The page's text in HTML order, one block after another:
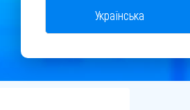
Українська